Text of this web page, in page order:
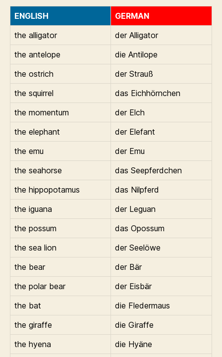
ENGLISH
GERMAN
the alligator
der Alligator
the antelope
die Antilope
the ostrich
der Strauß
the squirrel
das Eichhörnchen
the momentum
der Elch
the elephant
der Elefant
the emu
der Emu
the seahorse
das Seepferdchen
the hippopotamus
das Nilpferd
the iguana
der Leguan
the possum
das Opossum
the sea lion
der Seelöwe
the bear
der Bär
the polar bear
der Eisbär
the bat
die Fledermaus
the giraffe
die Giraffe
the hyena
die Hyäne